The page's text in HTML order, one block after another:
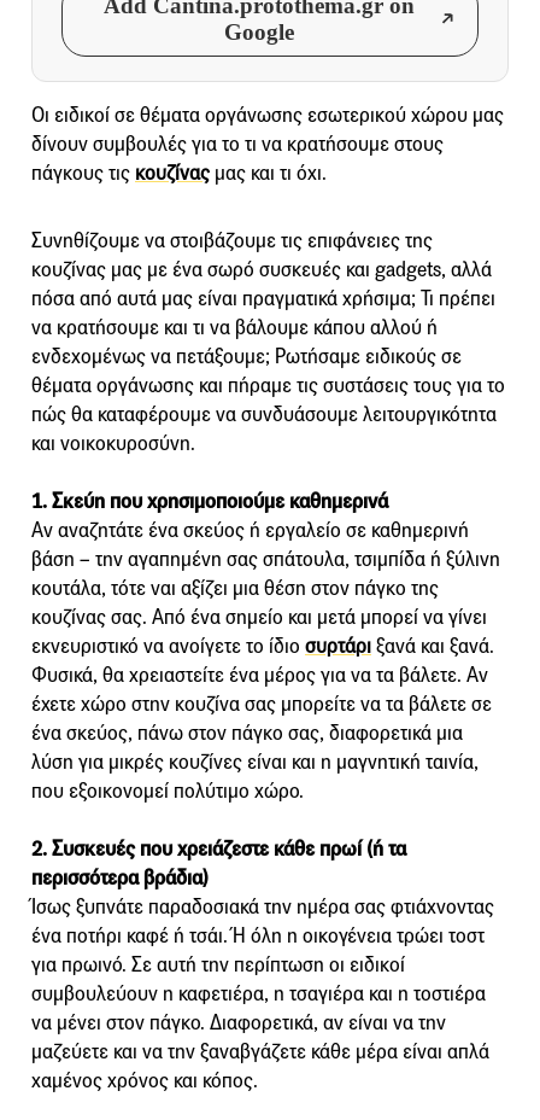
Google
Οι ειδικοί σε θέματα οργάνωσης εσωτερικού χώρου μας
δίνουν συμβουλές για το τι να κρατήσουμε στους
πάγκους τις κουζίνας μας και τι όχι.
Συνηθίζουμε να στοιβάζουμε τις επιφάνειες της
κουζίνας μας με ένα σωρό συσκευές και gadgets, αλλά
πόσα από αυτά μας είναι πραγματικά χρήσιμα; Τι πρέπει
να κρατήσουμε και τι να βάλουμε κάπου αλλού ή
ενδεχομένως να πετάξουμε; Ρωτήσαμε ειδικούς σε
θέματα οργάνωσης και πήραμε τις συστάσεις τους για το
πώς θα καταφέρουμε να συνδυάσουμε λειτουργικότητα
και νοικοκυροσύνη.
1. Σκεύη που χρησιμοποιούμε καθημερινά
Αν αναζητάτε ένα σκεύος ή εργαλείο σε καθημερινή
βάση – την αγαπημένη σας σπάτουλα, τσιμπίδα ή ξύλινη
κουτάλα, τότε ναι αξίζει μια θέση στον πάγκο της
κουζίνας σας. Από ένα σημείο και μετά μπορεί να γίνει
εκνευριστικό να ανοίγετε το ίδιο συρτάριξανά και ξανά.
Φυσικά, θα χρειαστείτε ένα μέρος για να τα βάλετε. Αν
έχετε χώρο στην κουζίνα σας μπορείτε να τα βάλετε σε
ένα σκεύος, πάνω στον πάγκο σας, διαφορετικά μια
λύση για μικρές κουζίνες είναι και η μαγνητική ταινία,
που εξοικονομεί πολύτιμο χώρο.
2. Συσκευές που χρειάζεστε κάθε πρωί (ή τα
περισσότερα βράδια)
Ίσως ξυπνάτε παραδοσιακά την ημέρα σας φτιάχνοντας
ένα ποτήρι καφέ ή τσάι. Ή όλη η οικογένεια τρώει τοστ
για πρωινό. Σε αυτή την περίπτωση οι ειδικοί
συμβουλεύουν η καφετιέρα, η τσαγιέρα και η τοστιέρα
να μένει στον πάγκο. Διαφορετικά, αν είναι να την
μαζεύετε και να την ξαναβγάζετε κάθε μέρα είναι απλά
χαμένος χρόνος και κόπος.